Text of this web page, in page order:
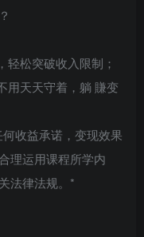
松突破收入限制；
用天天守着，躺 賺变
收益承诺，变现效果
理运用课程所学内
法律法规。*